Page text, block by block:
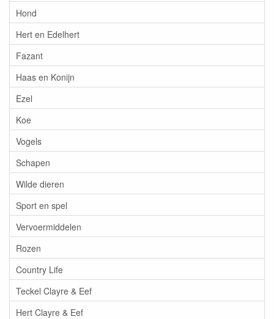
Hond
Hert en Edelhert
Fazant
Haas en Konijn
Ezel
Koe
Vogels
Schapen
Wilde dieren
Sport en spel
Vervoermiddelen
Rozen
Country Life
Teckel Clayre & Eef
Hert Clayre & Eef